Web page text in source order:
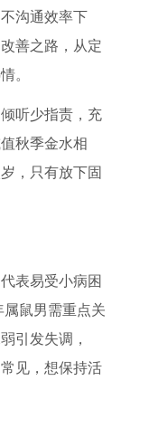
沟通效率下
善之路，从定
。
听少指责，充
秋季金水相
，只有放下固
表易受小病困
鼠男需重点关
引发失调，
见，想保持活